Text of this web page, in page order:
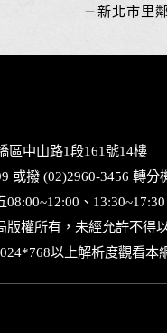
新北市里
區中山路1段161號14樓
或撥 (02)2960-3456 轉分
、
版權所有，未經允許不得
以上解析度觀看本